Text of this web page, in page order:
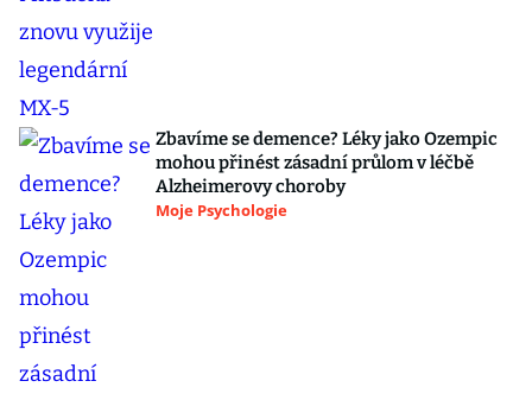
Zbavíme se demence? Léky jako Ozempic
mohou přinést zásadní průlom v léčbě
Alzheimerovy choroby
Moje Psychologie